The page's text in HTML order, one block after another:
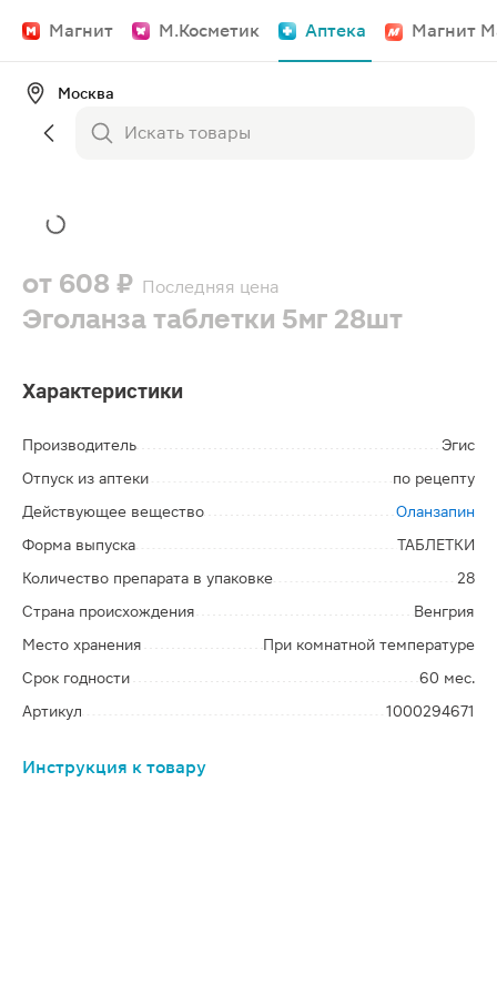
Магнит М.Косметик Аптека Магнит
Москва
от 608 ₽ Последняя цена
Эголанза таблетки 5мг 28шт
Характеристики
Производитель
Эгис
Отпуск из аптеки
по рецепту
Действующее вещество
Оланзапин
Форма выпуска
ТАБЛЕТКИ
Количество препарата в упаковке
28
Страна происхождения
Венгрия
Место хранения
При комнатной температуре
Срок годности
60 мес.
Артикул
1000294671
Инструкция к товару